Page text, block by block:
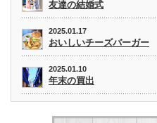
友達の結婚式
2025.01.17
おいしいチーズバーガー
2025.01.10
年末の買出